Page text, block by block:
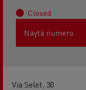
Closed
Näytä numero
Via Selet, 30